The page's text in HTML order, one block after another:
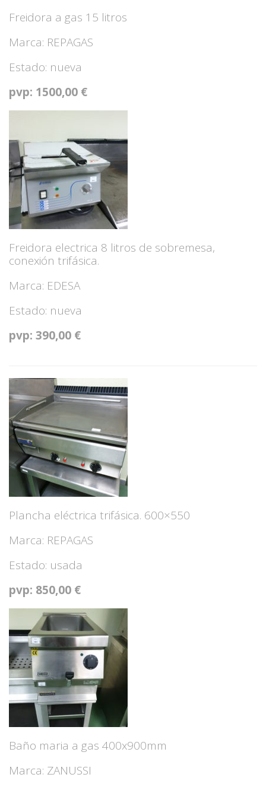
Freidora a gas 15 litros
Marca: REPAGAS
Estado: nueva
pvp: 1500,00 €
Freidora electrica 8 litros de sobremesa,
conexión trifásica.
Marca: EDESA
Estado: nueva
pvp: 390,00 €
Plancha eléctrica trifásica. 600×550
Marca: REPAGAS
Estado: usada
pvp: 850,00 €
Baño maria a gas 400x900mm
Marca: ZANUSSI